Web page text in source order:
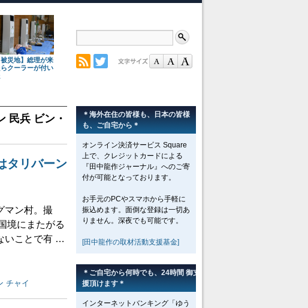
被災地】総理が来
クーラーが付い
民兵 ビン・
タリバーン
マン村。撮
境にまたがる
いことで有 …
チャイ
＊海外在住の皆様も、日本の皆様
も、ご自宅から＊
オンライン決済サービス Square
上で、クレジットカードによる
『田中龍作ジャーナル』へのご寄
付が可能となっております。
お手元のPCやスマホから手軽に
振込めます。面倒な登録は一切あ
りません。深夜でも可能です。
[田中龍作の取材活動支援基金]
＊ご自宅から何時でも、24時間 御支
援頂けます＊
インターネットバンキング「ゆう